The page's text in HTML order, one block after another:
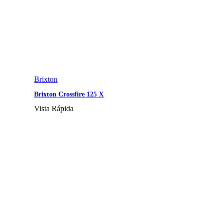
Brixton
Brixton Crossfire 125 X
Vista Rápida